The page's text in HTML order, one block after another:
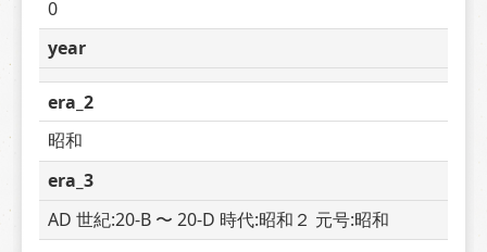
0
year
era_2
昭和
era_3
AD 世紀:20-B 〜 20-D 時代:昭和２ 元号:昭和